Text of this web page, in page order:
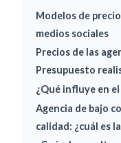
Modelos de
medios sociales
Precios de las
Presupuesto
¿Qué influye en
Agencia de bajo
calidad: ¿cuál es